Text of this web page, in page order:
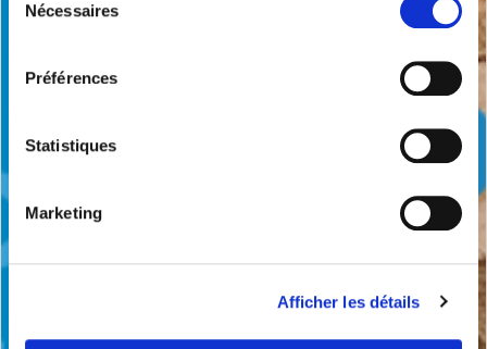
Nécessaires
Préférences
Statistiques
Marketing
Afficher les détails